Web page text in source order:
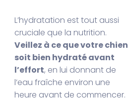
L’hydratation est tout aussi
cruciale que la nutrition.
Veillez à ce que votre chien
soit bien hydraté avant
l’effort, en lui donnant de
l’eau fraîche environ une
heure avant de commencer.